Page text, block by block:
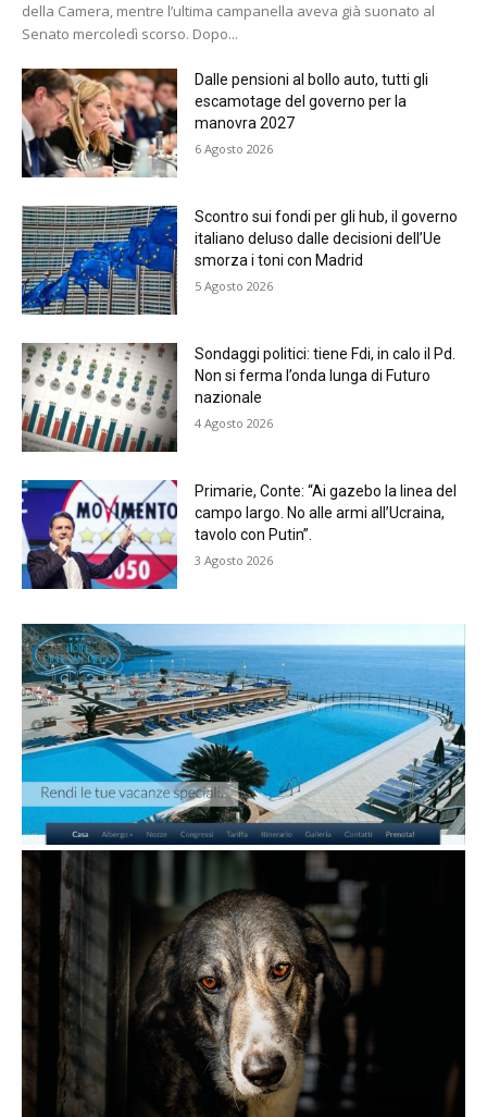
della Camera, mentre l’ultima campanella aveva già suonato al
Senato mercoledì scorso. Dopo...
Dalle pensioni al bollo auto, tutti gli
escamotage del governo per la
manovra 2027
6 Agosto 2026
Scontro sui fondi per gli hub, il governo
italiano deluso dalle decisioni dell’Ue
smorza i toni con Madrid
5 Agosto 2026
Sondaggi politici: tiene Fdi, in calo il Pd.
Non si ferma l’onda lunga di Futuro
nazionale
4 Agosto 2026
Primarie, Conte: “Ai gazebo la linea del
campo largo. No alle armi all’Ucraina,
tavolo con Putin”.
3 Agosto 2026